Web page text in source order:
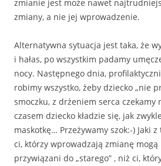
zmianie jest może nawet
zmiany, a nie jej wprowadzenie.
Alternatywna sytuacja jest taka, że
i hałas, po wszystkim padamy
nocy. Następnego dnia,
robimy wszystko, żeby dziecko „nie
smoczku, z drżeniem serca czekamy
czasem dziecko kładzie się, jak
maskotkę… Przeżywamy szok:-) Jaki
ci, którzy wprowadzają zmianę
przywiązani do „starego” , niż ci,